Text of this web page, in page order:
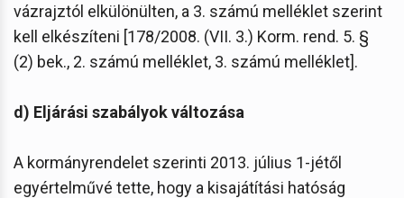
vázrajztól elkülönülten, a 3. számú melléklet szerint
kell elkészíteni [178/2008. (VII. 3.) Korm. rend. 5. §
(2) bek., 2. számú melléklet, 3. számú melléklet].
d) Eljárási szabályok változása
A kormányrendelet szerinti 2013. július 1-jétől
egyértelművé tette, hogy a kisajátítási hatóság